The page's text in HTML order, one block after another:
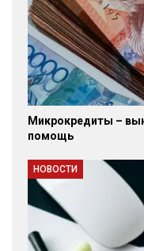
Микрокредиты –
помощь
НОВОСТИ